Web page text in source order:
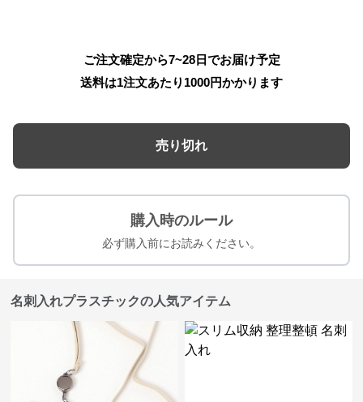
ご注文確定から7~28日でお届け予定
送料は1注文あたり 1000円かかります
売り切れ
購入時のルール
必ず購入前にお読みください。
名刺入れプラスチックの人気アイテム